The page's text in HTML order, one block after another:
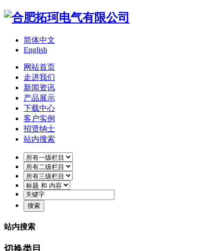
简体中文
English
网站首页
走进我们
新闻资讯
产品展示
下载中心
客户实例
招贤纳士
站内搜索
站内搜索